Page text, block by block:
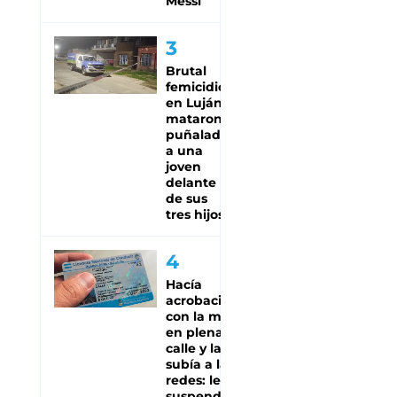
Brutal
femicidio
en Luján:
mataron a
puñaladas
a una
joven
delante
de sus
tres hijos
Hacía
acrobacia
con la moto
en plena
calle y la
subía a las
redes: le